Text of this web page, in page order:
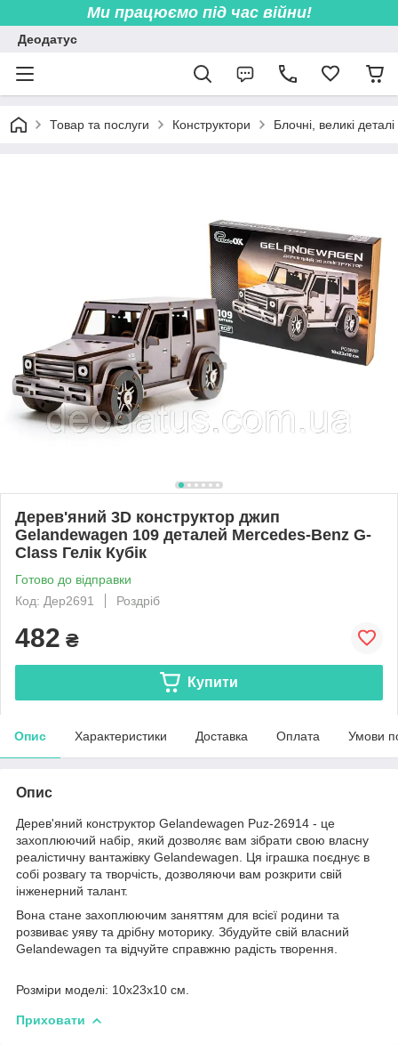
Ми працюємо під час війни!
Деодатус
Товар та послуги Конструктори Блочні, великі деталі
Дерев'яний 3D конструктор джип
Gelandewagen 109 деталей Mercedes-Benz G-
Class Гелік Кубік
Готово до відправки
Код: Дер2691
Роздріб
482 ₴
Купити
Опис Характеристики Доставка Оплата Умови
Опис
Дерев'яний конструктор Gelandewagen Puz-26914 - це
захоплюючий набір, який дозволяє вам зібрати свою власну
реалістичну вантажівку Gelandewagen. Ця іграшка поєднує в
собі розвагу та творчість, дозволяючи вам розкрити свій
інженерний талант.
Вона стане захоплюючим заняттям для всієї родини та
розвиває уяву та дрібну моторику. Збудуйте свій власний
Gelandewagen та відчуйте справжню радість творення.
Розміри моделі: 10х23х10 см.
Приховати